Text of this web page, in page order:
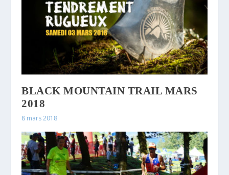
BLACK MOUNTAIN TRAIL MARS
2018
8 mars 2018